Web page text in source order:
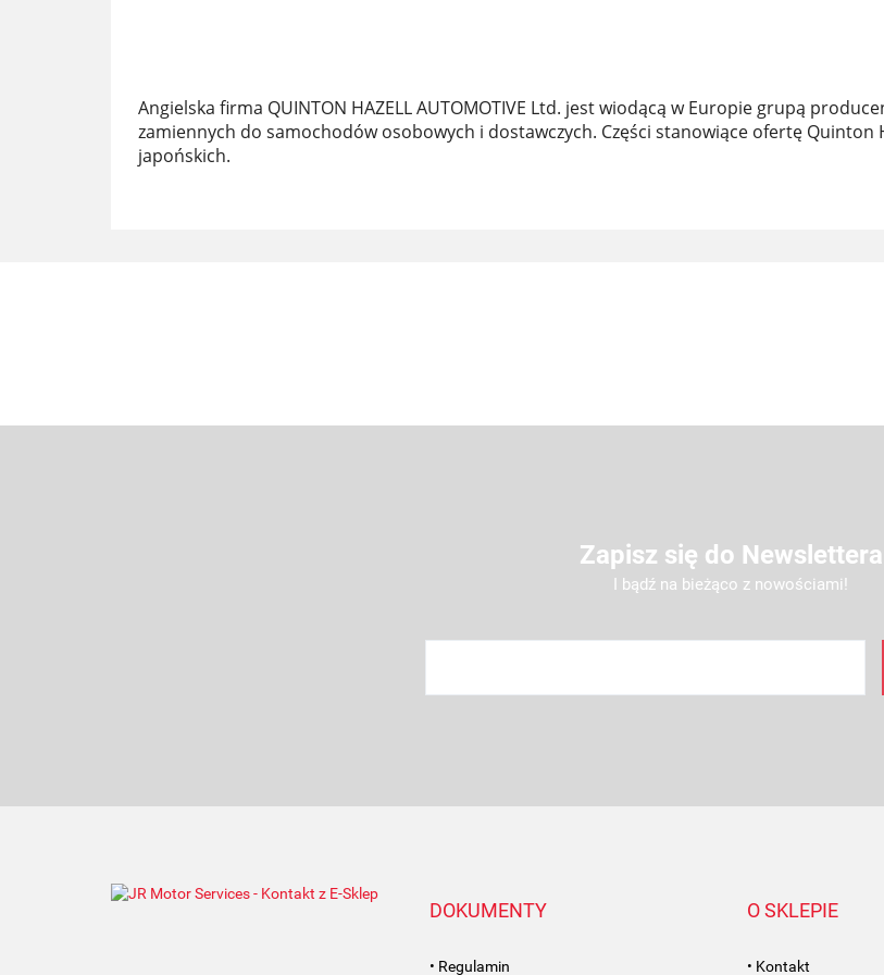
Angielska firma QUINTON HAZELL AUTOMOTIVE Ltd. jest wiodącą w Europie grupą
zamiennych do samochodów osobowych i dostawczych. Części stanowiące ofertę
japońskich.
Zapisz się do Newslettera
I bądź na bieżąco z nowościami!
DOKUMENTY
• Regulamin
O SKLEPIE
• Kontakt